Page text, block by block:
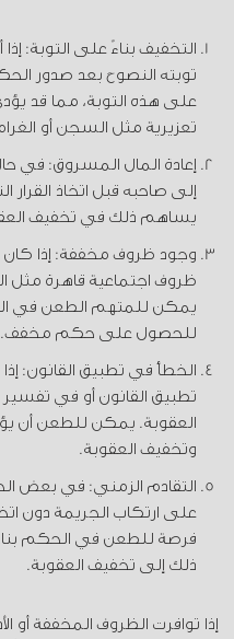
التخفيف بناءً على التوبة:
توبته النصوح بعد صدور
على هذه التوبة، مما قد
تعزيرية مثل السجن أو
إعادة المال المسروق: في
إلى صاحبه قبل اتخاذ
يساهم ذلك في تخفيف
وجود ظروف مخففة: إذا كان
ظروف اجتماعية قاهرة مثل
يمكن للمتهم الطعن في
للحصول على حكم مخفف.
الخطأ في تطبيق القانون:
تطبيق القانون أو في تفسير
العقوبة. يمكن للطعن أن
وتخفيف العقوبة.
التقادم الزمني: في بعض
على ارتكاب الجريمة دون
فرصة للطعن في الحكم
ذلك إلى تخفيف العقوبة.
إذا توافرت الظروف المخففة أو